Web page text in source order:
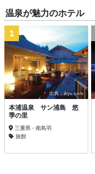
温泉が魅力のホテル
出典：ikyu.com
1
本浦温泉 サン浦島 悠
季の里
三重県 - 南鳥羽
旅館